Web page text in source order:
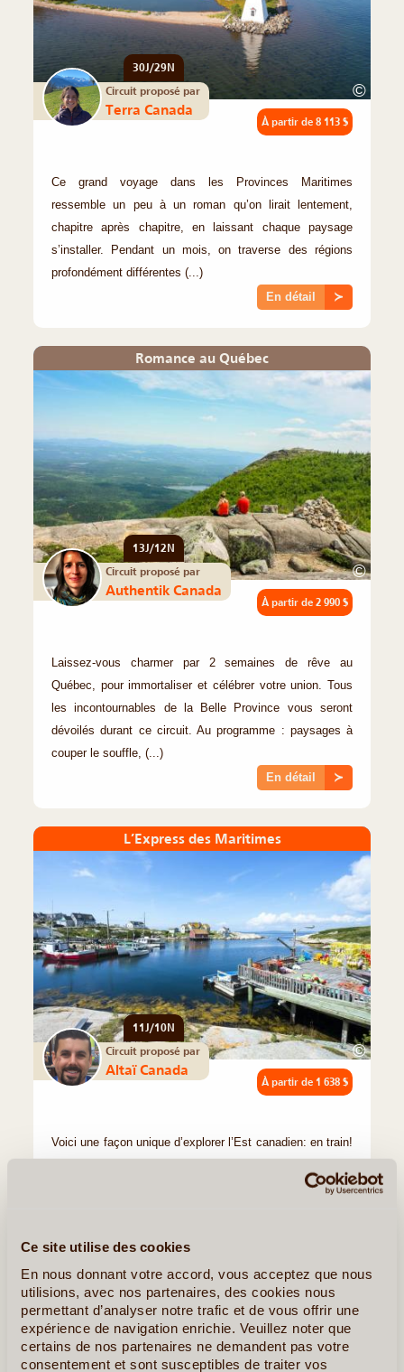
Ce site utilise des cookies
En nous donnant votre accord, vous acceptez que nous
utilisions, avec nos partenaires, des cookies nous
permettant d’analyser notre trafic et de vous offrir une
expérience de navigation enrichie. Veuillez noter que
certains de nos partenaires ne demandent pas votre
consentement et sont susceptibles de traiter vos
©
30J/29N
Circuit proposé par
Terra Canada
À partir de 8 113 $
Ce grand voyage dans les Provinces Maritimes
ressemble un peu à un roman qu’on lirait lentement,
chapitre après chapitre, en laissant chaque paysage
s’installer. Pendant un mois, on traverse des régions
profondément différentes (...)
En détail ≻
Romance au Québec
©
13J/12N
Circuit proposé par
Authentik Canada
À partir de 2 990 $
Laissez-vous charmer par 2 semaines de rêve au
Québec, pour immortaliser et célébrer votre union. Tous
les incontournables de la Belle Province vous seront
dévoilés durant ce circuit. Au programme : paysages à
couper le souffle, (...)
En détail ≻
L’Express des Maritimes
©
11J/10N
Circuit proposé par
Altaï Canada
À partir de 1 638 $
Voici une façon unique d’explorer l’Est canadien: en train!
voyagez avec confort et style jusque dans les provinces
A La Conquête de l'Ouest